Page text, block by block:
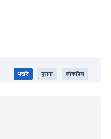
भर्खरै पुराना लोकप्रिय